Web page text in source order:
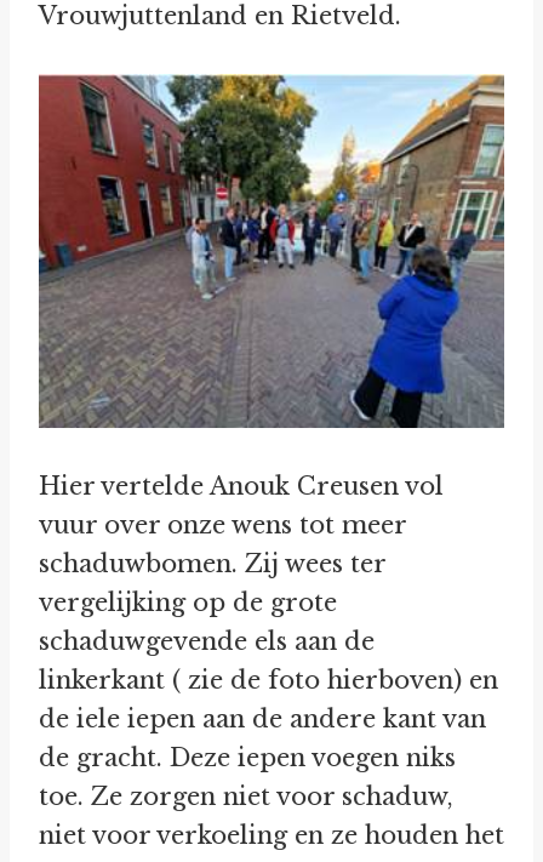
Vrouwjuttenland en Rietveld.
Hier vertelde Anouk Creusen vol
vuur over onze wens tot meer
schaduwbomen. Zij wees ter
vergelijking op de grote
schaduwgevende els aan de
linkerkant ( zie de foto hierboven) en
de iele iepen aan de andere kant van
de gracht. Deze iepen voegen niks
toe. Ze zorgen niet voor schaduw,
niet voor verkoeling en ze houden het